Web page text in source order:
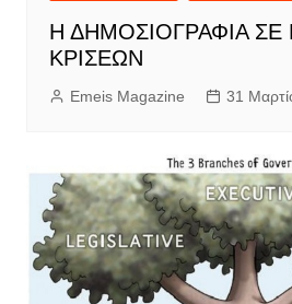
Η ΔΗΜΟΣΙΟΓΡΑΦΙΑ ΣΕ
ΚΡΙΣΕΩΝ
Emeis Magazine 31